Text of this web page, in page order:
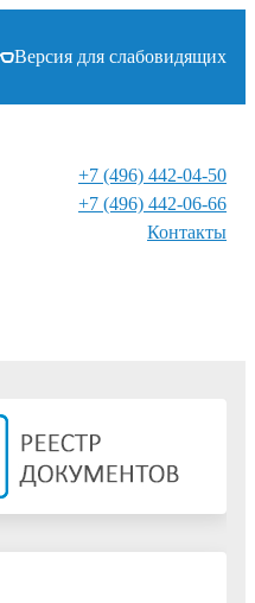
Версия для слабовидящих
+7 (496) 442-04-50
+7 (496) 442-06-66
Контакты⁠